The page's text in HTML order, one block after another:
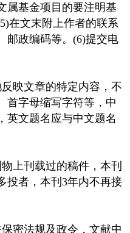
属基金项目的要注明基
在文末附上作者的联系
邮政编码等。(6)提交电
映文章的特定内容，不
首字母缩写字符等，中
英文题名应与中文题名
上刊载过的稿件，本刊
投者，本刊3年内不再接
密法规及政令，文献中